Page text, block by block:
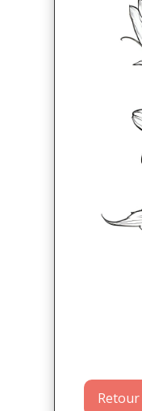
Retour